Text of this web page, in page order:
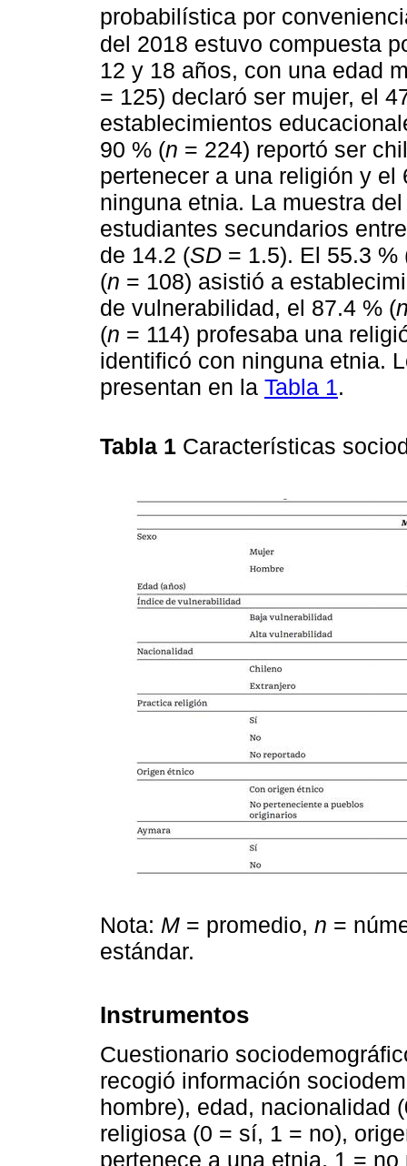
probabilística por
del 2018 estuvo compuesta
12 y 18 años, con una edad
= 125) declaró ser mujer, el
establecimientos
90 % (n = 224) reportó ser
pertenecer a una religión y el
ninguna etnia. La muestra
estudiantes secundarios
de 14.2 (SD = 1.5). El 55.3 %
(n = 108) asistió a
de vulnerabilidad, el 87.4 % (
(n = 114) profesaba una
identificó con ninguna etnia.
presentan en la Tabla 1.
Tabla 1 Características
Nota: M = promedio, n =
estándar.
Instrumentos
Cuestionario
recogió información
hombre), edad, nacionalidad
religiosa (0 = sí, 1 = no),
pertenece a una etnia, 1 =